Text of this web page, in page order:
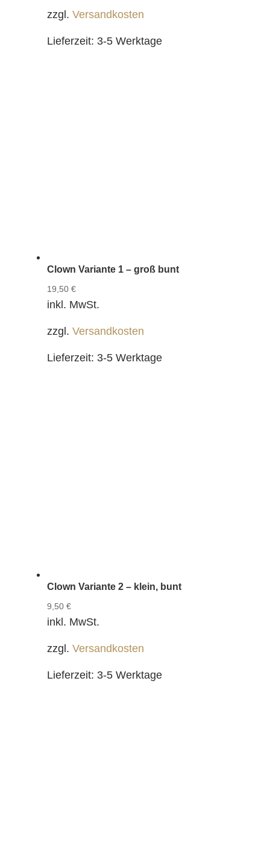
zzgl. Versandkosten
Lieferzeit: 3-5 Werktage
Clown Variante 1 – groß bunt
19,50 €
inkl. MwSt.
zzgl. Versandkosten
Lieferzeit: 3-5 Werktage
Clown Variante 2 – klein, bunt
9,50 €
inkl. MwSt.
zzgl. Versandkosten
Lieferzeit: 3-5 Werktage